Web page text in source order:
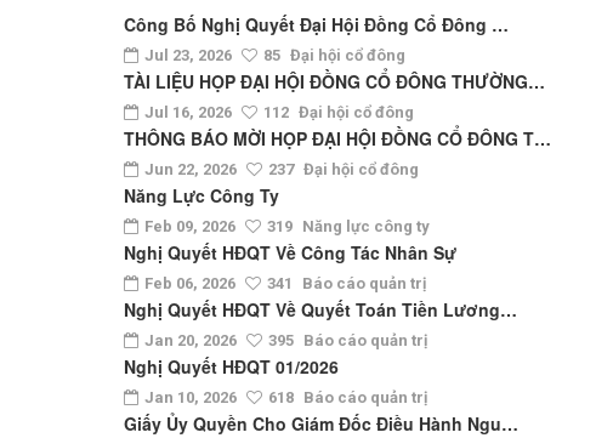
Công Bố Nghị Quyết Đại Hội Đồng Cổ Đông …
Jul 23, 2026 85 Đại hội cổ đông
TÀI LIỆU HỌP ĐẠI HỘI ĐỒNG CỔ ĐÔNG THƯỜNG…
Jul 16, 2026 112 Đại hội cổ đông
THÔNG BÁO MỜI HỌP ĐẠI HỘI ĐỒNG CỔ ĐÔNG T…
Jun 22, 2026 237 Đại hội cổ đông
Năng Lực Công Ty
Feb 09, 2026 319 Năng lực công ty
Nghị Quyết HĐQT Về Công Tác Nhân Sự
Feb 06, 2026 341 Báo cáo quản trị
Nghị Quyết HĐQT Về Quyết Toán Tiền Lương…
Jan 20, 2026 395 Báo cáo quản trị
Nghị Quyết HĐQT 01/2026
Jan 10, 2026 618 Báo cáo quản trị
Giấy Ủy Quyền Cho Giám Đốc Điều Hành Ngu…